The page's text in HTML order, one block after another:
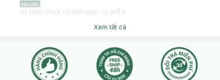
Hasaki
Dạ hiện chưa có thời gian cụ thể ạ
Xem tất cả